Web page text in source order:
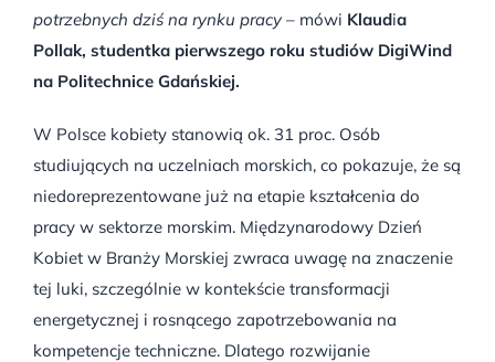
potrzebnych dziś na rynku pracy– mówi Klaudia
Pollak, studentka pierwszego roku studiów DigiWind
na Politechnice Gdańskiej.
W Polsce kobiety stanowią ok. 31 proc. Osób
studiujących na uczelniach morskich, co pokazuje, że są
niedoreprezentowane już na etapie kształcenia do
pracy w sektorze morskim. Międzynarodowy Dzień
Kobiet w Branży Morskiej zwraca uwagę na znaczenie
tej luki, szczególnie w kontekście transformacji
energetycznej i rosnącego zapotrzebowania na
kompetencje techniczne. Dlatego rozwijanie